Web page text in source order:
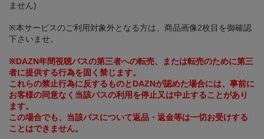
ません)
※本サービスのご利用対象外となる方は、商品画像2枚目を御確認
下さいませ。
※DAZN年間視聴パスの第三者への転売、または転売のために第三
者に提供する行為を固く禁じます。
これらの禁止行為に反するものとDAZNが認めた場合には、事前に
お客様の同意なく当該パスの利用を停止又は中止することがあり
ます。
この場合でも、当該パスについて返品・返金等は一切お受けする
ことはできません。